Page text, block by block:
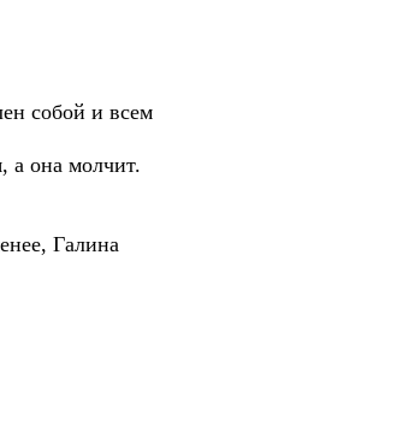
собой и всем
она молчит.
Галина